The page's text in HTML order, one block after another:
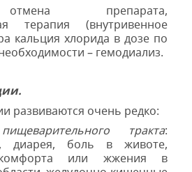
препарата,
терапия (внутривенное
кальция хлорида в дозе по
– гемодиализ.
развиваются очень редко:
тракта:
диарея, боль в животе,
или жжения в